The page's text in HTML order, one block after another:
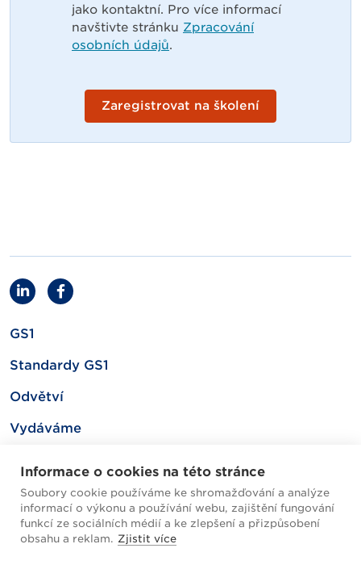
jako kontaktní. Pro více informací
navštivte stránku Zpracování
osobních údajů.
Zaregistrovat na školení
GS1
Standardy GS1
Odvětví
Vydáváme
Mapa webu
Informace o cookies na této stránce
Soubory cookie používáme ke shromažďování a analýze
informací o výkonu a používání webu, zajištění fungování
funkcí ze sociálních médií a ke zlepšení a přizpůsobení
obsahu a reklam. Zjistit více